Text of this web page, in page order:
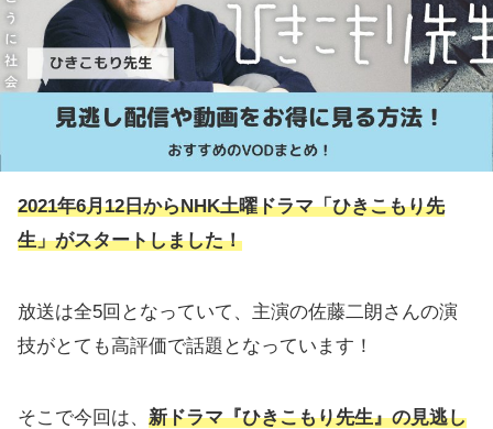
2021年6月12日からNHK土曜ドラマ「ひきこもり先
生」がスタートしました！
放送は全5回となっていて、主演の佐藤二朗さんの演
技がとても高評価で話題となっています！
そこで今回は、 新ドラマ『ひきこもり先生』の見逃し